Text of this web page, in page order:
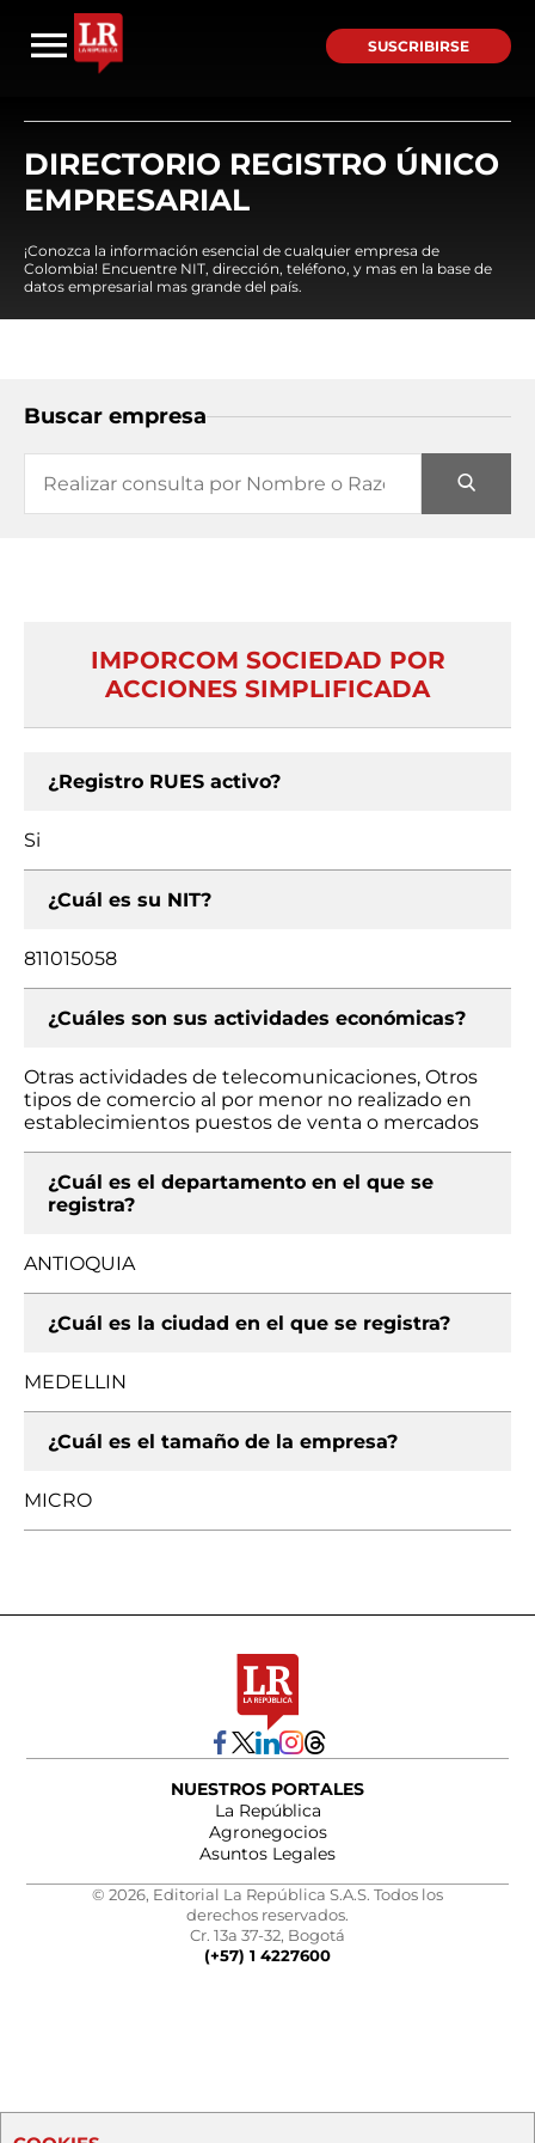
SUSCRIBIRSE
DIRECTORIO REGISTRO ÚNICO
EMPRESARIAL
¡Conozca la información esencial de cualquier empresa de
Colombia! Encuentre NIT, dirección, teléfono, y mas en la base de
datos empresarial mas grande del país.
Buscar empresa
IMPORCOM SOCIEDAD POR
ACCIONES SIMPLIFICADA
¿Registro RUES activo?
Si
¿Cuál es su NIT?
811015058
¿Cuáles son sus actividades económicas?
Otras actividades de telecomunicaciones, Otros
tipos de comercio al por menor no realizado en
establecimientos puestos de venta o mercados
¿Cuál es el departamento en el que se
registra?
ANTIOQUIA
¿Cuál es la ciudad en el que se registra?
MEDELLIN
¿Cuál es el tamaño de la empresa?
MICRO
NUESTROS PORTALES
La República
Agronegocios
Asuntos Legales
© 2026, Editorial La República S.A.S. Todos los
derechos reservados.
Cr. 13a 37-32, Bogotá
(+57) 1 4227600